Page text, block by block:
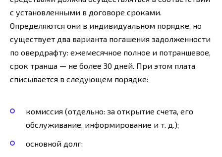
с установленными в договоре сроками.
Определяются они в индивидуальном порядке, но
существует два варианта погашения задолженности
по овердрафту: ежемесячное полное и потраншевое,
срок транша — не более 30 дней. При этом плата
списывается в следующем порядке:
комиссия (отдельно: за открытие счета, его
обслуживание, информирование и т. д.);
основной долг;